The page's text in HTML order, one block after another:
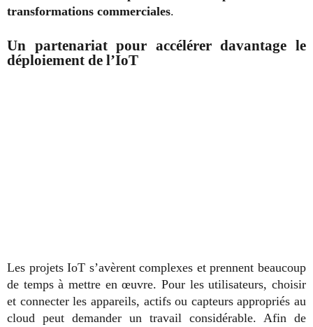
transformations commerciales.
Un partenariat pour accélérer davantage le
déploiement de l’IoT
Les projets IoT s’avèrent complexes et prennent beaucoup
de temps à mettre en œuvre. Pour les utilisateurs, choisir
et connecter les appareils, actifs ou capteurs appropriés au
cloud peut demander un travail considérable. Afin de